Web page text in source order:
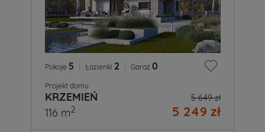
Pokoje 5 Łazienki 2 Garaż 0
Projekt domu
KRZEMIEŃ 5 649 zł
5 249 zł
116 m2